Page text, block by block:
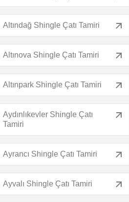
Altındağ Shingle Çatı Tamiri
Altınova Shingle Çatı Tamiri
Altınpark Shingle Çatı Tamiri
Aydınlıkevler Shingle Çatı
Tamiri
Ayrancı Shingle Çatı Tamiri
Ayvalı Shingle Çatı Tamiri